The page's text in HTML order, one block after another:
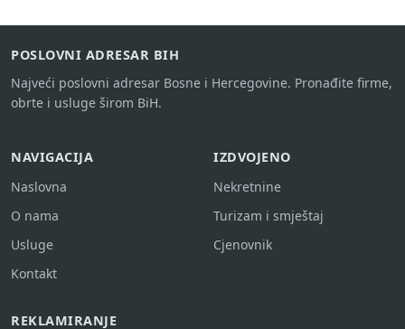
POSLOVNI ADRESAR BIH
Najveći poslovni adresar Bosne i Hercegovine. Pronađite firme,
obrte i usluge širom BiH.
NAVIGACIJA
Naslovna
O nama
Usluge
Kontakt
IZDVOJENO
Nekretnine
Turizam i smještaj
Cjenovnik
REKLAMIRANJE